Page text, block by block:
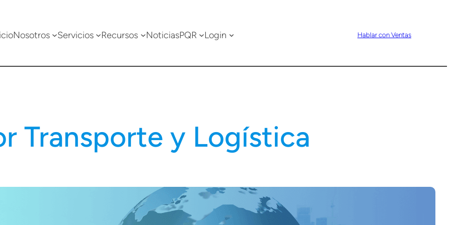
Nosotros Servicios Recursos NoticiasPQR Login Hablar con Ventas
Transporte y Logística